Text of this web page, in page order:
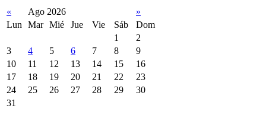
« Ago 2026
»
Lun
Mar Mié Jue Vie Sáb
Dom
1
2
3
4 5 6 7 8
9
10
11 12 13 14 15
16
17
18 19 20 21 22
23
24
25 26 27 28 29
30
31